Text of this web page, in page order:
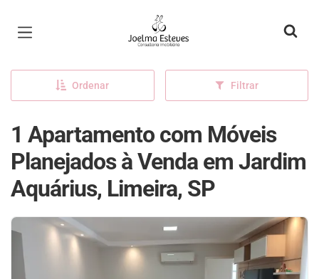
Página inicial
Ordenar Filtrar
1 Apartamento com Móveis
Planejados à Venda em Jardim
Aquárius, Limeira, SP